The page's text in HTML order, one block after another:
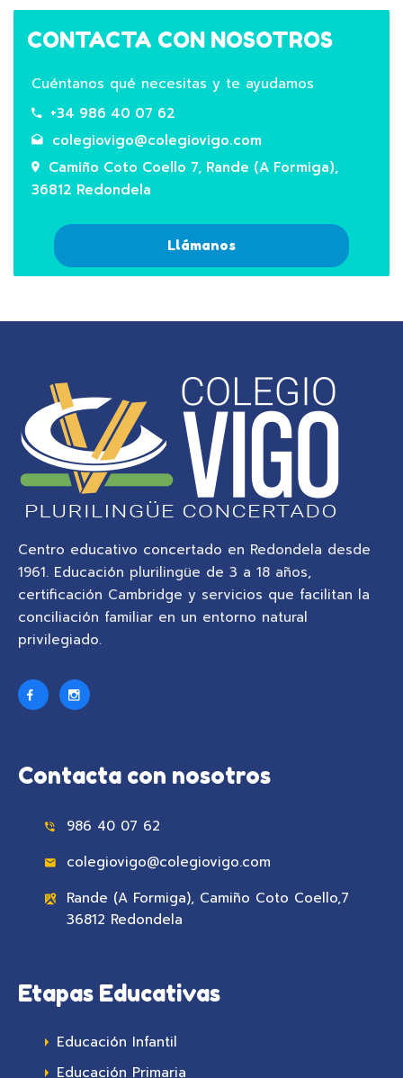
CONTACTA CON NOSOTROS
Cuéntanos qué necesitas y te ayudamos
+34 986 40 07 62
colegiovigo@colegiovigo.com
Camiño Coto Coello 7, Rande (A Formiga),
36812 Redondela
Llámanos
Centro educativo concertado en Redondela desde
1961. Educación plurilingüe de 3 a 18 años,
certificación Cambridge y servicios que facilitan la
conciliación familiar en un entorno natural
privilegiado.
Contacta con nosotros
986 40 07 62
colegiovigo@colegiovigo.com
Rande (A Formiga), Camiño Coto Coello,7
36812 Redondela
Etapas Educativas
Educación Infantil
Educación Primaria